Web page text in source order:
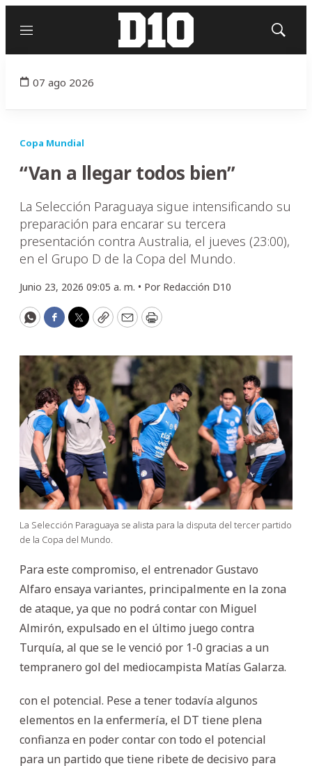
Menú
Mostrar
07 ago 2026
Copa Mundial
“Van a llegar todos bien”
La Selección Paraguaya sigue intensificando su
preparación para encarar su tercera
presentación contra Australia, el jueves (23:00),
en el Grupo D de la Copa del Mundo.
Junio 23, 2026 09:05 a. m. • Por Redacción D10
WhatsApp
Facebook
Twitter
CopyEmailPrint
La Selección Paraguaya se alista para la disputa del tercer partido
de la Copa del Mundo.
Para este compromiso, el entrenador Gustavo
Alfaro ensaya variantes, principalmente en la zona
de ataque, ya que no podrá contar con Miguel
Almirón, expulsado en el último juego contra
Turquía, al que se le venció por 1-0 gracias a un
tempranero gol del mediocampista Matías Galarza.
con el potencial. Pese a tener todavía algunos
elementos en la enfermería, el DT tiene plena
confianza en poder contar con todo el potencial
para un partido que tiene ribete de decisivo para